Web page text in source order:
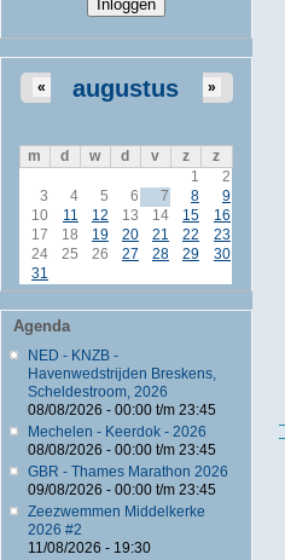
augustus
« »
m d w d v z
z
1
2
3
4 5 6 7 8
9
10
11 12 13 14 15
16
17
18 19 20 21 22
23
24
25 26 27 28 29
30
31
Agenda
NED - KNZB -
Havenwedstrijden Breskens,
Scheldestroom, 2026
08/08/2026 - 00:00t/m 23:45
Mechelen - Keerdok - 2026
08/08/2026 - 00:00t/m 23:45
GBR - Thames Marathon 2026
09/08/2026 - 00:00t/m 23:45
Zeezwemmen Middelkerke
2026 #2
11/08/2026 - 19:30